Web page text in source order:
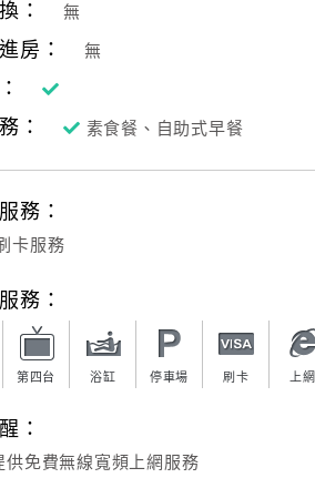
： 無
房：
無
： 素食餐、自助式早餐
務：
卡服務
務：
第四台 浴缸 停車場 刷卡 上網
：
供免費無線寬頻上網服務